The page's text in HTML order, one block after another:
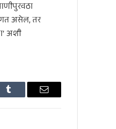
असेल, तर
अशी
Tumblr Email